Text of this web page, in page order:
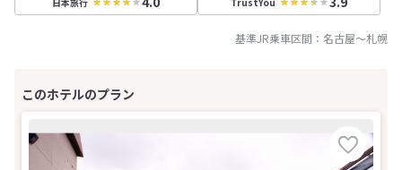
基準JR乗車区間： 名古屋～札幌